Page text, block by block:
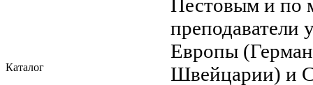
Каталог
Пестовым и по
преподаватели
Европы
Швейцарии) и